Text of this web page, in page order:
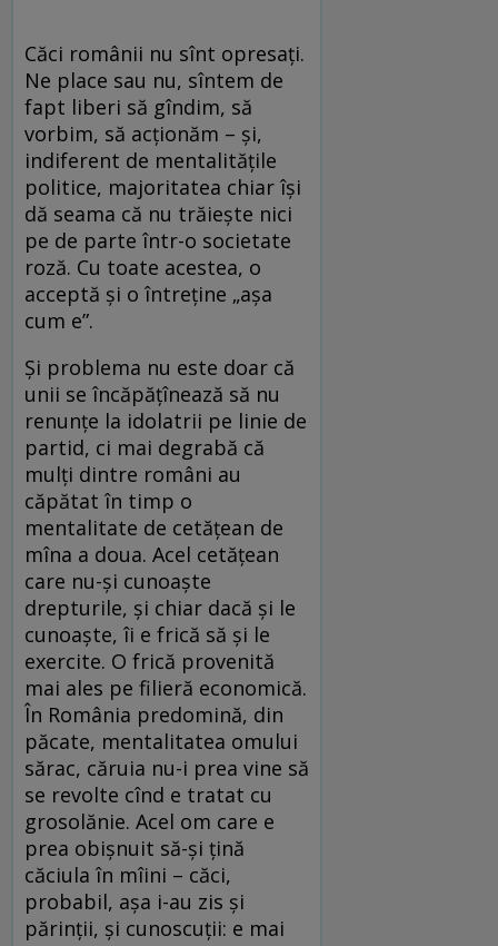
Căci românii nu sînt opresați.
Ne place sau nu, sîntem de
fapt liberi să gîndim, să
vorbim, să acționăm – și,
indiferent de mentalitățile
politice, majoritatea chiar își
dă seama că nu trăiește nici
pe de parte într-o societate
roză. Cu toate acestea, o
acceptă și o întreține „așa
cum e”.
Și problema nu este doar că
unii se încăpățînează să nu
renunțe la idolatrii pe linie de
partid, ci mai degrabă că
mulți dintre români au
căpătat în timp o
mentalitate de cetățean de
mîna a doua. Acel cetățean
care nu-și cunoaște
drepturile, și chiar dacă și le
cunoaște, îi e frică să și le
exercite. O frică provenită
mai ales pe filieră economică.
În România predomină, din
păcate, mentalitatea omului
sărac, căruia nu-i prea vine să
se revolte cînd e tratat cu
grosolănie. Acel om care e
prea obișnuit să-și țină
căciula în mîini – căci,
probabil, așa i-au zis și
părinții, și cunoscuții: e mai